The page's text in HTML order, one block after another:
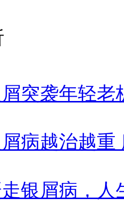
突袭年轻老
病越治越重
银屑病，人